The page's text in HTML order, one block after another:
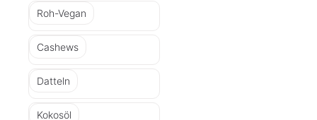
Roh-Vegan
Cashews
Datteln
Kokosöl